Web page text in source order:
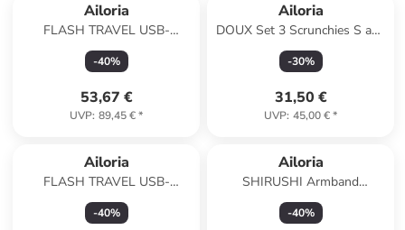
Ailoria
FLASH TRAVEL USB-
Schallzahnbürste in weiß
-40%
53,67 €
UVP: 89,45 €*
Ailoria
DOUX Set 3 Scrunchies S aus
Seide in Multicolour
-30%
31,50 €
UVP: 45,00 €*
Ailoria
FLASH TRAVEL USB-
Schallzahnbürste in schwarz
-40%
Ailoria
SHIRUSHI Armband
gold/weiße Perle in weiß
-40%